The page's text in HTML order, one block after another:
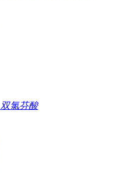
双氯芬酸